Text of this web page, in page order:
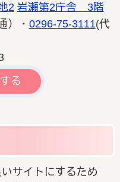
2 岩瀬第2庁舎 3階
）・ 0296-75-3111(代
る
サイトにするため